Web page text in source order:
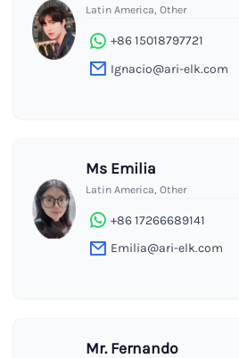
Latin America, Other
+86 15018797721
Ignacio@ari-elk.com
Ms Emilia
Latin America, Other
+86 17266689141
Emilia@ari-elk.com
Mr. Fernando